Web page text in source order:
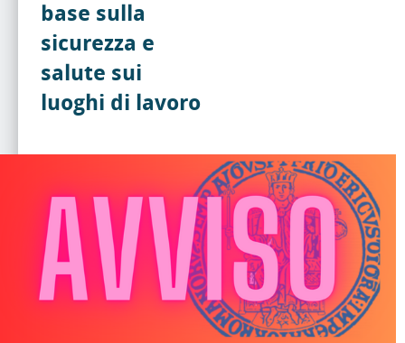
base sulla
sicurezza e
salute sui
luoghi di lavoro